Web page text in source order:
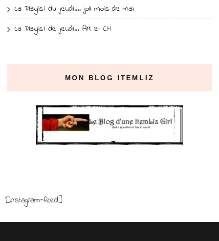
La Playlist du jeudi…. joli mois de mai
La Playlist de jeudi… AM et CH
MON BLOG ITEMLIZ
[instagram-feed]